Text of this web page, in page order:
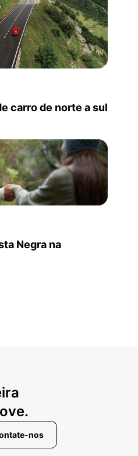
carro de norte a sul
Negra na
nos